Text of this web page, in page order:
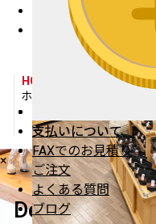
会社概要
お問い合わせ
HOME
ホーム
Works
Delivery Case
支払いについて
×
支払いについて
FAXでのお見積り
ご注文
よくある質問
ブログ